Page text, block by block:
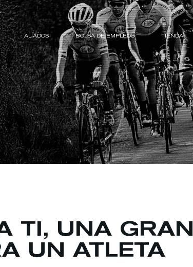
ALIADOS BOLSA DE EMPLEOS TIENDA
TI, UNA GRAN
UN ATLETA